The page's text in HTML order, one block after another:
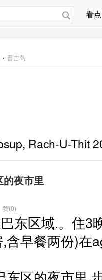
看
› 普吉岛
Rach-U-Thit
的夜市里
赞(0)
东区域.。住3
含早餐两份)在